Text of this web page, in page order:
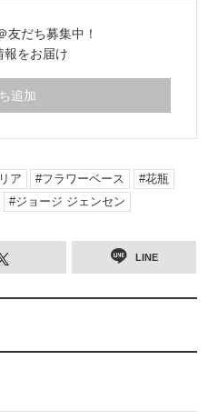
友だち募集中！
報をお届け
追加
ア フラワーベース
花瓶
ジョージ ジェンセン
LINE